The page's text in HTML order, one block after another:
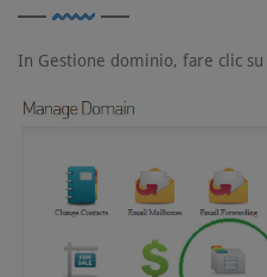
In Gestione dominio, fare clic su